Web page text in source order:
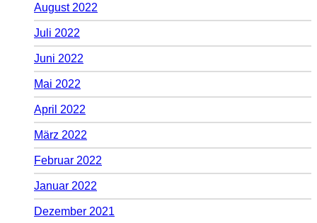
August 2022
Juli 2022
Juni 2022
Mai 2022
April 2022
März 2022
Februar 2022
Januar 2022
Dezember 2021